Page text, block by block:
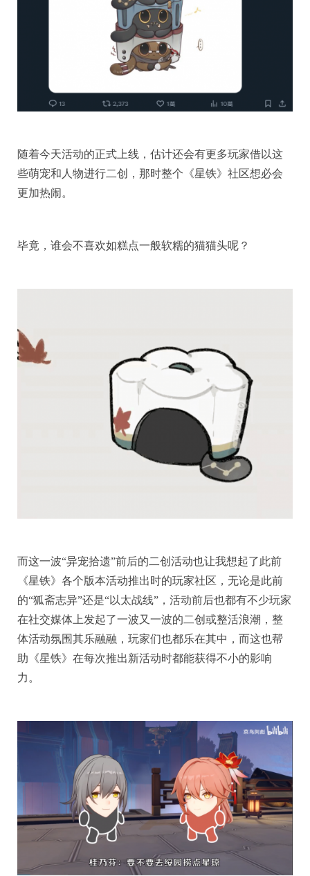
随着今天活动的正式上线，估计还会有更多玩家借以这
些萌宠和人物进行二创，那时整个《星铁》社区想必会
更加热闹。
毕竟，谁会不喜欢如糕点一般软糯的猫猫头呢？
而这一波“异宠拾遗”前后的二创活动也让我想起了此前
《星铁》各个版本活动推出时的玩家社区，无论是此前
的“狐斋志异”还是“以太战线”，活动前后也都有不少玩家
在社交媒体上发起了一波又一波的二创或整活浪潮，整
体活动氛围其乐融融，玩家们也都乐在其中，而这也帮
助《星铁》在每次推出新活动时都能获得不小的影响
力。